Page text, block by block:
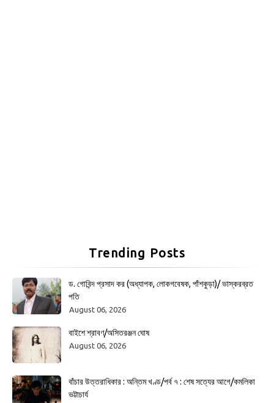
Trending Posts
ড. গোবিন্দ প্রসাদ কর (অধ্যাপক, লোকগবেষক, পাঁশকুড়া)/ ভাস্করব্রত
পতি
August 06, 2026
বাইশে শ্রাবণ/অসিতরঞ্জন ঘোষ
August 06, 2026
বাঁচার উত্তরাধিকার : অন্তিম খণ্ড/পর্ব ৭ : শেষ সত্যের আগে/কমলিকা
ভট্টাচার্য